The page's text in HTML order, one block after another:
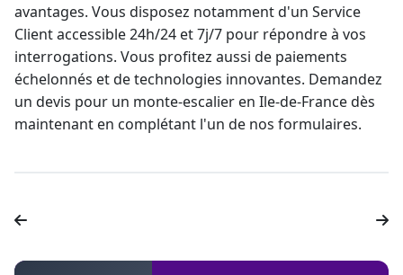
avantages. Vous disposez notamment d'un Service
Client accessible 24h/24 et 7j/7 pour répondre à vos
interrogations. Vous profitez aussi de paiements
échelonnés et de technologies innovantes. Demandez
un devis pour un monte-escalier en Ile-de-France dès
maintenant en complétant l'un de nos formulaires.